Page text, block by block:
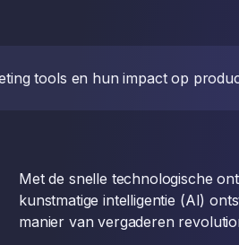
tools en hun impact op
Met de snelle technologische
kunstmatige intelligentie (AI)
manier van vergaderen